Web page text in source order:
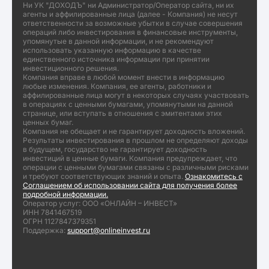
Ни УК "ДОХОДЪ" ни Администратор/Оператор сайта, ни их
агенты и аффилированные лица (далее - Компания) не несут
ответственности за возможные убытки в случае совершения
операций либо инвестирования в финансовые инструменты,
упомянутые в данной информации, и не рекомендуют
использовать указанную информацию в качестве
единственного источника информации при принятии
инвестиционного решения.
Компания вправе в любой момент внести в информацию
любые изменения. Компания, ее агенты, работники и
аффилированные лица могут в некоторых случаях участвовать
в операциях с ценными бумагами, упомянутыми на данной
странице, или вступать в отношения с эмитентами этих
ценных бумаг.
Компания не обещает и не гарантирует доходность вложений.
Результаты инвестирования в прошлом не определяют доходы
в будущем, государство не гарантирует доходность
инвестиций в ценные бумаги. Компания предупреждает, что
операции с ценными бумагами связаны с различными рисками
и требуют соответствующих знаний и опыта. Ознакомитесь с
Соглашением об использовании сайта для получения более
подробной информации.
Оператор услуг: ООО «ОНЛАЙН – ИНВЕСТ»
ИНН 7841467519
ОГРН 1127847379351
Поддержка: support@onlineinvest.ru